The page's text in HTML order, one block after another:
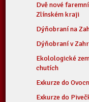
Dvě nové
Zlínském kraji
Dýňobraní na
Dýňobraní v
Ekolologické
chutích
Exkurze do
Exkurze do